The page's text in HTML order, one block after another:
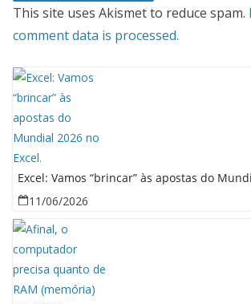
This site uses Akismet to reduce spam.
comment data is processed.
Excel: Vamos “brincar” às apostas do
11/06/2026